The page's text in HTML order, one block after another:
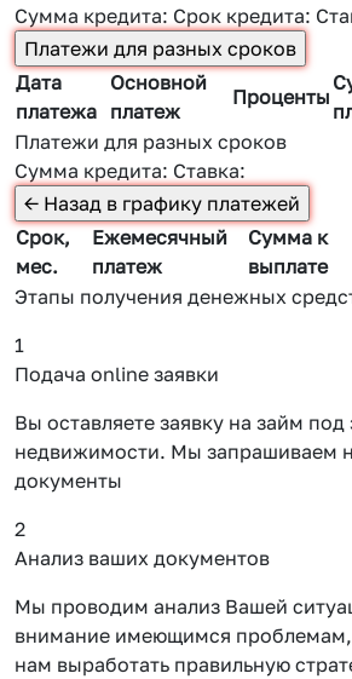
Сумма кредита: Срок кредита:
Дата
платежа
Основной
платеж
Проценты
Платежи для разных сроков
Сумма кредита: Ставка:
Срок,
мес.
Ежемесячный
платеж
Сумма к
выплате
Этапы получения денежных
1
Подача online заявки
Вы оставляете заявку на займ под
недвижимости. Мы запрашиваем
документы
2
Анализ ваших документов
Мы проводим анализ Вашей
внимание имеющимся проблемам,
нам выработать правильную